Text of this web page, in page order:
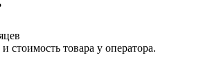
стоимость товара у оператора.